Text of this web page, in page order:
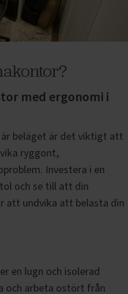
med ergonomi i
beläget är det viktigt att
ryggont,
Investera i en
och se till att din
att undvika att belasta din
en lugn och isolerad
och arbeta ostört från